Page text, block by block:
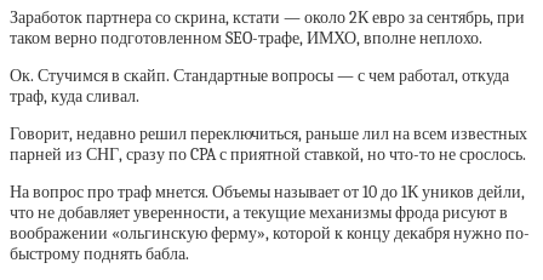
Заработок партнера со скрина, кстати — около 2К евро за сентябрь, при
таком верно подготовленном SEO-трафе, ИМХО, вполне неплохо.
Ок. Стучимся в скайп. Стандартные вопросы — с чем работал, откуда
траф, куда сливал.
Говорит, недавно решил переключиться, раньше лил на всем известных
парней из СНГ, сразу по CPA с приятной ставкой, но что-то не срослось.
На вопрос про траф мнется. Объемы называет от 10 до 1К уников дейли,
что не добавляет уверенности, а текущие механизмы фрода рисуют в
воображении «ольгинскую ферму», которой к концу декабря нужно по-
быстрому поднять бабла.